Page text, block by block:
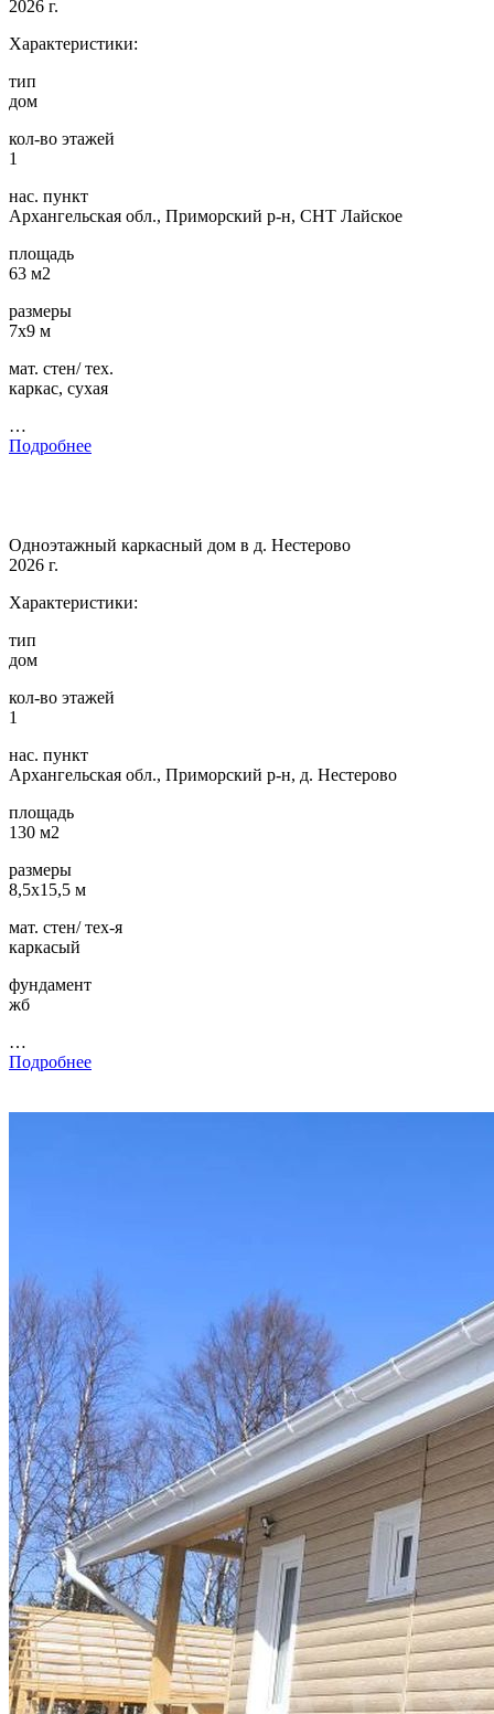
2026 г.
Характеристики:
тип
дом
кол-во этажей
1
нас. пункт
Архангельская обл., Приморский р-н, СНТ Лайское
площадь
63 м2
размеры
7х9 м
мат. стен/ тех.
каркас, сухая
…
Подробнее
Одноэтажный каркасный дом в д. Нестерово
2026 г.
Характеристики:
тип
дом
кол-во этажей
1
нас. пункт
Архангельская обл., Приморский р-н, д. Нестерово
площадь
130 м2
размеры
8,5х15,5 м
мат. стен/ тех-я
каркасый
фундамент
жб
…
Подробнее